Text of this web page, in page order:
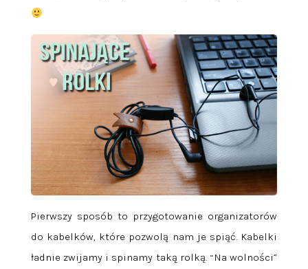
Pierwszy sposób to przygotowanie organizatorów
do kabelków, które pozwolą nam je spiąć. Kabelki
ładnie zwijamy i spinamy taką rolką. “Na wolności”